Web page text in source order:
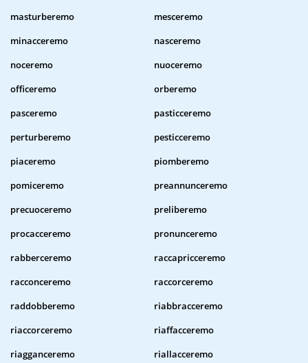
masturberemo
mesceremo
minacceremo
nasceremo
noceremo
nuoceremo
officeremo
orberemo
pasceremo
pasticceremo
perturberemo
pesticceremo
piaceremo
piomberemo
pomiceremo
preannunceremo
precuoceremo
preliberemo
procacceremo
pronunceremo
rabberceremo
raccapricceremo
racconceremo
raccorceremo
raddobberemo
riabbracceremo
riaccorceremo
riaffacceremo
riagganceremo
riallacceremo